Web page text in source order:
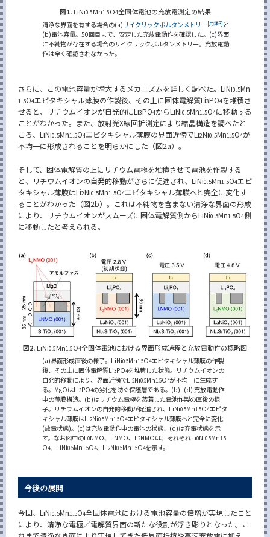
図1. LiNi0.5Mn1.5O4全固体電池の充放電測定の結果
清浄な界面を有する場合の(a)サイクリックボルタンメトリー[用語3] と
(b)電池容量。50回目まで、安定した充放電動作を確認した。(c)界面
に不純物が存在する場合のサイクリックボルタンメトリー。充放電動
作は全く確認されなかった。
さらに、この電池容量が増大するメカニズムを詳しく調べた。LiNi0.5Mn
1.5O4エピタキシャル薄膜の作製後、その上に固体電解質Li3PO4を堆積さ
せると、リチウムイオンが自発的にLi3PO4からLiNi0.5Mn1.5O4に移動する
ことがわかった。また、放射光X線回折測定により結晶構造を調べたと
ころ、LiNi0.5Mn1.5O4エピタキシャル薄膜の界面近傍でLi2Ni0.5Mn1.5O4が
不均一に形成されることを明らかにした（図2a）。
そして、固体電解質の上にリチウム電極を堆積させて電池を作製する
と、リチウムイオンの自発的移動がさらに促進され、LiNi0.5Mn1.5O4エピ
タキシャル薄膜はLi2Ni0.5Mn1.5O4エピタキシャル薄膜へと完全に変化す
ることがわかった（図2b）。これは不純物を含まない清浄な界面の形成
により、リチウムイオンがスムーズに固体電解質側からLiNi0.5Mn1.5O4側
に移動したと考えられる。
図2. LiNi0.5Mn1.5O4全固体電池における界面形成過程と充放電動作の概略図
(a)界面形成直後の様子。LiNi0.5Mn1.5O4エピタキシャル薄膜の作製
後、その上に固体電解質Li3PO4を堆積した状態。リチウムイオンの
自発的移動により、界面近傍でLi2Ni0.5Mn1.5O4が不均一に生成す
る。MgOはLi3PO4の劣化を防ぐ保護層である。(b)–(d) 充放電動作
中の薄膜構造。(b)はリチウム電極を蒸着した電池作製の直後の様
子。リチウムイオンの自発的移動が促進され、LiNi0.5Mn1.5O4エピタ
キシャル薄膜はLi2Ni0.5Mn1.5O4エピタキシャル薄膜へと完全に変化
(放電状態)。(c)は充放電動作中の電池の状態、(d)は充電状態を示
す。なお図中のL0NMO、LNMO、L2NMOは、それぞれLi0Ni0.5Mn1.5
O4、LiNi0.5Mn1.5O4、Li2Ni0.5Mn1.5O4を示す。
今後の展開
今回、LiNi0.5Mn1.5O4全固体電池における電池容量の倍増が実現したこと
により、清浄な電極／電解質界面の新たな役割が浮き彫りとなった。こ